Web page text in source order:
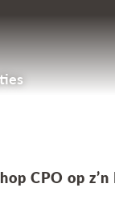
CPO op